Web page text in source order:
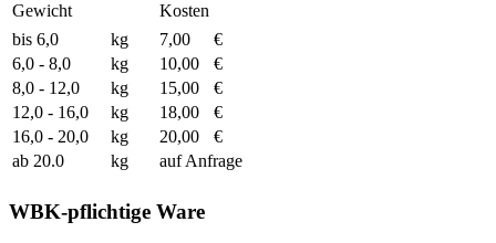
Gewicht
Kosten
bis 6,0
kg 7,00
€
6,0 - 8,0
kg 10,00
€
8,0 - 12,0
kg 15,00
€
12,0 - 16,0
kg 18,00
€
16,0 - 20,0
kg 20,00
€
ab 20.0
kg auf Anfrage
WBK-pflichtige Ware